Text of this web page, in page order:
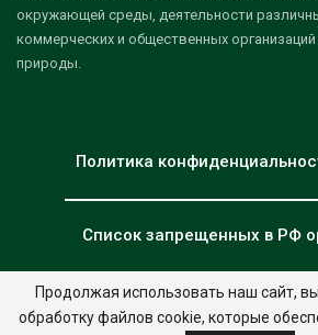
окружающей среды, деятельности
коммерческих и общественных
природы.
Политика
Список запрещенных в РФ
© 2026 - НИА "Экология". Все права
Продолжая использовать наш сайт,
обработку файлов cookie, которые